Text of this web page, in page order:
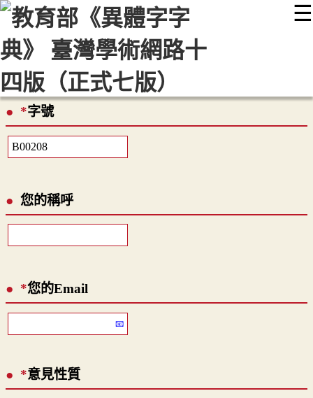
☰
::: 最新消息 常見問題 編輯說明
顯示模式
網站導覽
*字號
您的稱呼
*您的Email
*意見性質